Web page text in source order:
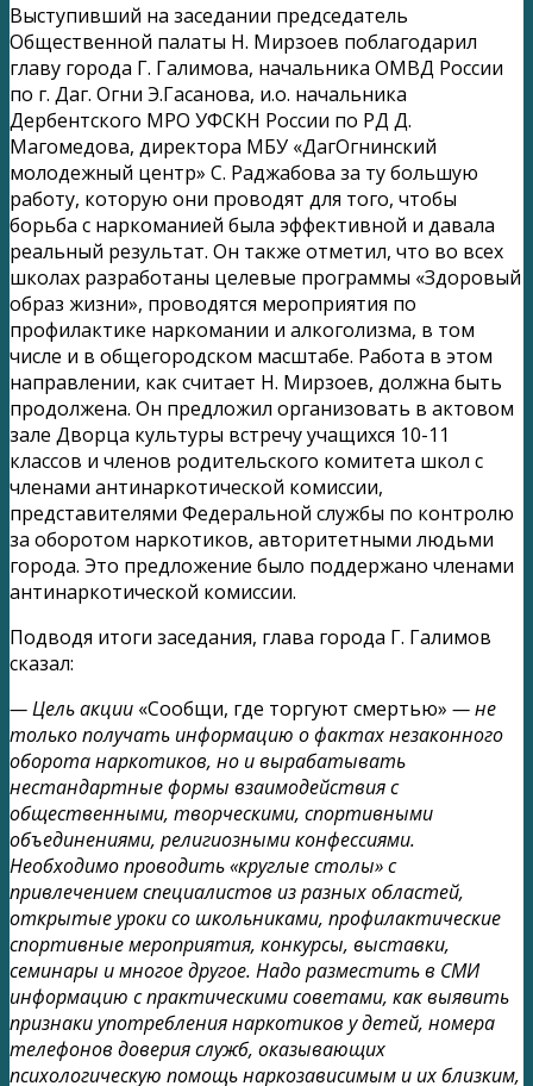
Выступивший на заседании председатель
Общественной палаты Н. Мирзоев поблагодарил
главу города Г. Галимова, начальника ОМВД России
по г. Даг. Огни Э.Гасанова, и.о. начальника
Дербентского МРО УФСКН России по РД Д.
Магомедова, директора МБУ «ДагОгнинский
молодежный центр» С. Раджабова за ту большую
работу, которую они проводят для того, чтобы
борьба с наркоманией была эффективной и давала
реальный результат. Он также отметил, что во всех
школах разработаны целевые программы «Здоровый
образ жизни», проводятся мероприятия по
профилактике наркомании и алкоголизма, в том
числе и в общегородском масштабе. Работа в этом
направлении, как считает Н. Мирзоев, должна быть
продолжена. Он предложил организовать в актовом
зале Дворца культуры встречу учащихся 10-11
классов и членов родительского комитета школ с
членами антинаркотической комиссии,
представителями Федеральной службы по контролю
за оборотом наркотиков, авторитетными людьми
города. Это предложение было поддержано членами
антинаркотической комиссии.
Подводя итоги заседания, глава города Г. Галимов
сказал:
— Цель акции «Сообщи, где торгуют смертью» — не
только получать информацию о фактах незаконного
оборота наркотиков, но и вырабатывать
нестандартные формы взаимодействия с
общественными, творческими, спортивными
объединениями, религиозными конфессиями.
Необходимо проводить «круглые столы» с
привлечением специалистов из разных областей,
открытые уроки со школьниками, профилактические
спортивные мероприятия, конкурсы, выставки,
семинары и многое другое. Надо разместить в СМИ
информацию с практическими советами, как выявить
признаки употребления наркотиков у детей, номера
телефонов доверия служб, оказывающих
психологическую помощь наркозависимым и их близким,